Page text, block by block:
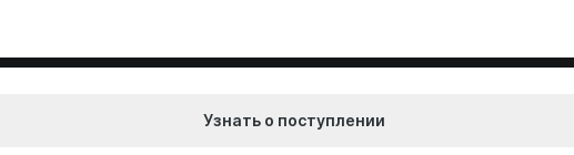
Узнать о поступлении